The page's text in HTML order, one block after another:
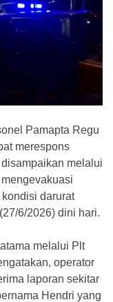
Pamapta Regu
merespons
melalui
darurat
6/2026) dini hari.
melalui Plt
operator
laporan sekitar
Hendri yang